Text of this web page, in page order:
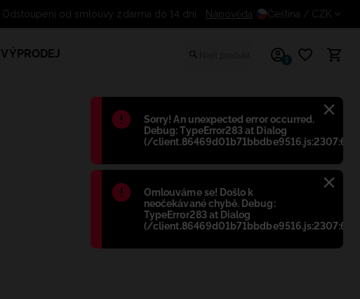
Błąd:
Sorry! An unexpected error occurred.
Debug: TypeError283 at Dialog
(/
Błąd:
Omlouváme se! Došlo k
neočekávané chybě. Debug:
TypeError283 at Dialog
(/
Odstoupení od smlouvy zdarma do 14 dní Nápověda Čeština / CZK
VÝPRODEJ 1